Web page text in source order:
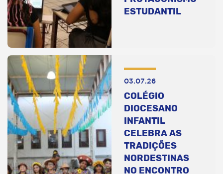
ESTUDANTIL
03.07.26
COLÉGIO
DIOCESANO
INFANTIL
CELEBRA AS
TRADIÇÕES
NORDESTINAS
NO ENCONTRO